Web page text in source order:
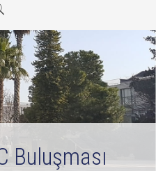
Buluşması